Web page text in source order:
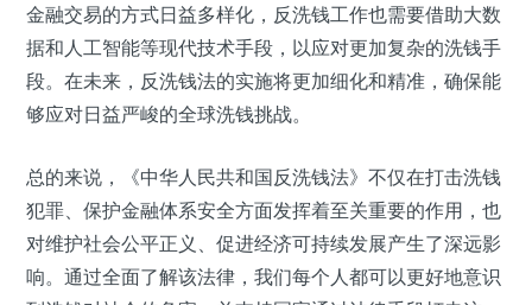
金融交易的方式日益多样化，反洗钱工作也需要借助大数
据和人工智能等现代技术手段，以应对更加复杂的洗钱手
段。在未来，反洗钱法的实施将更加细化和精准，确保能
够应对日益严峻的全球洗钱挑战。
总的来说，《中华人民共和国反洗钱法》不仅在打击洗钱
犯罪、保护金融体系安全方面发挥着至关重要的作用，也
对维护社会公平正义、促进经济可持续发展产生了深远影
响。通过全面了解该法律，我们每个人都可以更好地意识